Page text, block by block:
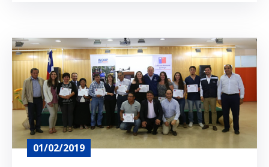
01/02/2019